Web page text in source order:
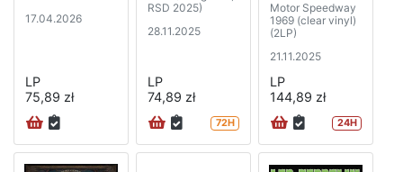
17.04.2026
LP
75,89 zł
RSD 2025)
28.11.2025
LP
74,89 zł
72H
Motor Speedway
1969 (clear vinyl)
(2LP)
21.11.2025
LP
144,89 zł
24H